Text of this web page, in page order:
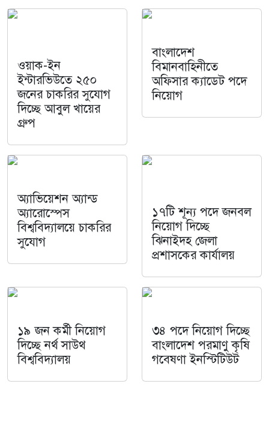
ওয়াক-ইন
ইন্টারভিউতে ২৫০
জনের চাকরির সুযোগ
দিচ্ছে আবুল খায়ের
গ্রুপ
বাংলাদেশ
বিমানবাহিনীতে
অফিসার ক্যাডেট পদে
নিয়োগ
অ্যাভিয়েশন অ্যান্ড
অ্যারোস্পেস
বিশ্ববিদ্যালয়ে চাকরির
সুযোগ
১৭টি শূন্য পদে জনবল
নিয়োগ দিচ্ছে
ঝিনাইদহ জেলা
প্রশাসকের কার্যালয়
১৯ জন কর্মী নিয়োগ
দিচ্ছে নর্থ সাউথ
বিশ্ববিদ্যালয়
৩৪ পদে নিয়োগ দিচ্ছে
বাংলাদেশ পরমাণু কৃষি
গবেষণা ইনস্টিটিউট